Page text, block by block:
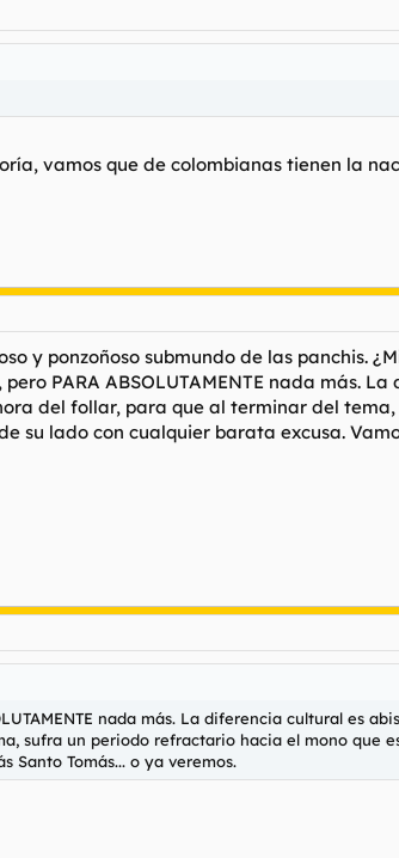
vamos que de colombianas tienen la
y ponzoñoso submundo de las panchis.
PARA ABSOLUTAMENTE nada más.
del follar, para que al terminar del
lado con cualquier barata excusa.
nada más. La diferencia cultural es
sufra un periodo refractario hacia el mono que
Santo Tomás... o ya veremos.